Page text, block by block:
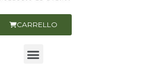
CARRELLO